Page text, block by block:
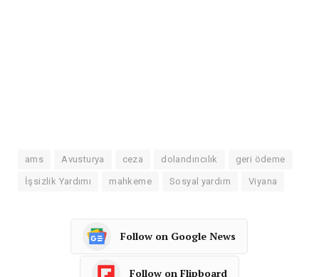
ams Avusturya ceza dolandırıcılık geri ödeme
İşsizlik Yardımı mahkeme Sosyal yardım Viyana
Follow on Google News
Follow on Flipboard